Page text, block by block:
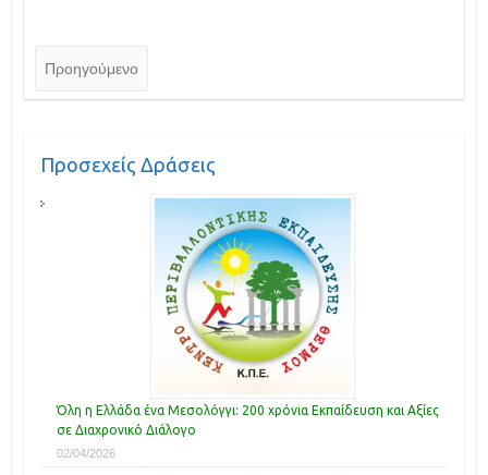
Προηγούμενο
Προσεχείς Δράσεις
Όλη η Ελλάδα ένα Μεσολόγγι: 200 χρόνια Εκπαίδευση και Αξίες
σε Διαχρονικό Διάλογο
02/04/2026